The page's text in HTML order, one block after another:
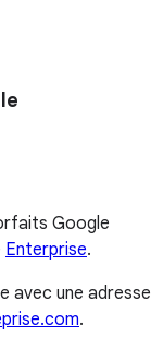
Google
Enterprise.
avec une adresse
.